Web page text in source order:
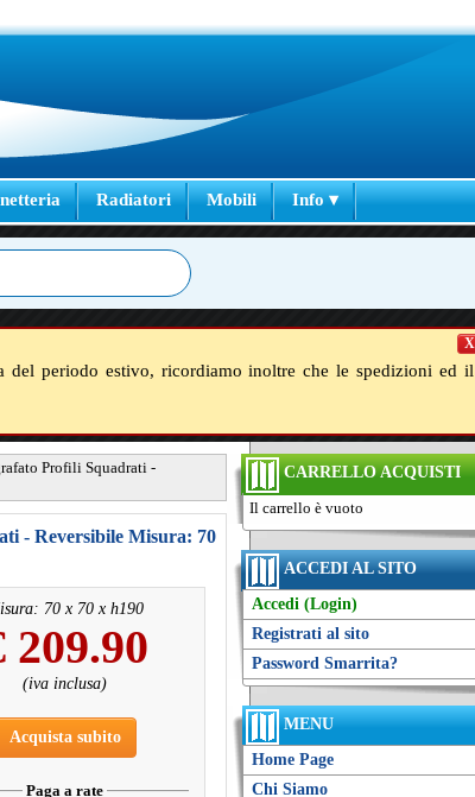
Radiatori Mobili Info ▾
del periodo estivo, ricordiamo inoltre che le spedizioni ed il
X
CARRELLO ACQUISTI
Il carrello è vuoto
ACCEDI AL SITO
Accedi (Login)
Registrati al sito
Password Smarrita?
MENU
Home Page
Chi Siamo
Profili Squadrati -
- Reversibile Misura: 70
70 x 70 x h190
209.90
(iva inclusa)
Acquista subito
Paga a rate